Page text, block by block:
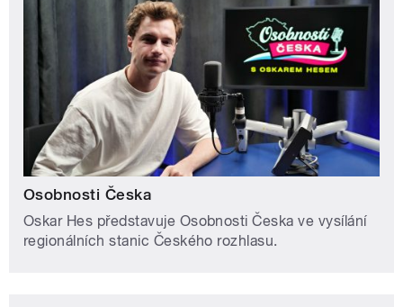
Osobnosti Česka
Oskar Hes představuje Osobnosti Česka ve vysílání
regionálních stanic Českého rozhlasu.